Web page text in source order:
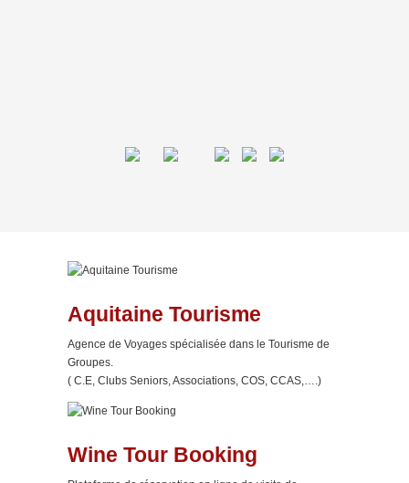
Aquitaine Tourisme
Agence de Voyages spécialisée dans le Tourisme de
Groupes.
( C.E, Clubs Seniors, Associations, COS, CCAS,….)
Wine Tour Booking